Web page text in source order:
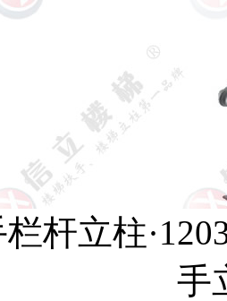
杆立柱
手